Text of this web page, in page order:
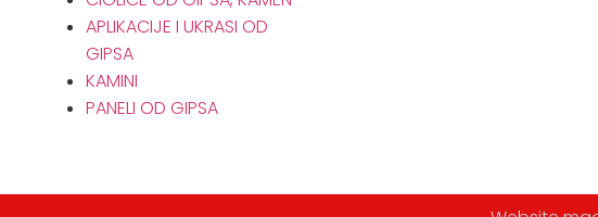
APLIKACIJE I UKRASI OD
GIPSA
KAMINI
PANELI OD GIPSA